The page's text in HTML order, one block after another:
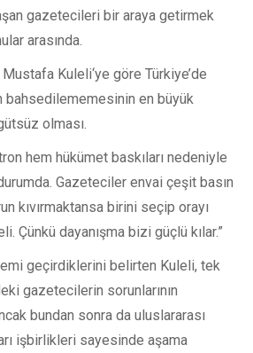
gazetecileri bir araya getirmek
arasında.
Kuleli‘ye göre Türkiye’de
bahsedilememesinin en büyük
olması.
hem hükümet baskıları nedeniyle
Gazeteciler envai çeşit basın
kıvırmaktansa birini seçip orayı
Çünkü dayanışma bizi güçlü kılar.”
geçirdiklerini belirten Kuleli, tek
gazetecilerin sorunlarının
bundan sonra da uluslararası
işbirlikleri sayesinde aşama